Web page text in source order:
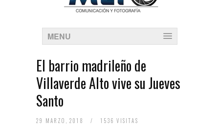
MENU
El barrio madrileño de
Villaverde Alto vive su Jueves
Santo
29 MARZO, 2018 / 1536 VISITAS